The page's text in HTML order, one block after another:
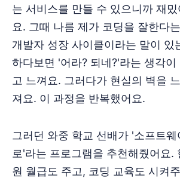
는 서비스를 만들 수 있으니까 재
요. 그때 나름 제가 코딩을 잘한다
개발자 성장 사이클이라는 말이 있
하다보면 '어라? 되네?'라는 생각
고 느껴요. 그러다가 현실의 벽을
져요. 이 과정을 반복했어요.
그러던 와중 학교 선배가 '소프트웨
로'라는 프로그램을 추천해줬어요.
원 월급도 주고, 코딩 교육도 시켜